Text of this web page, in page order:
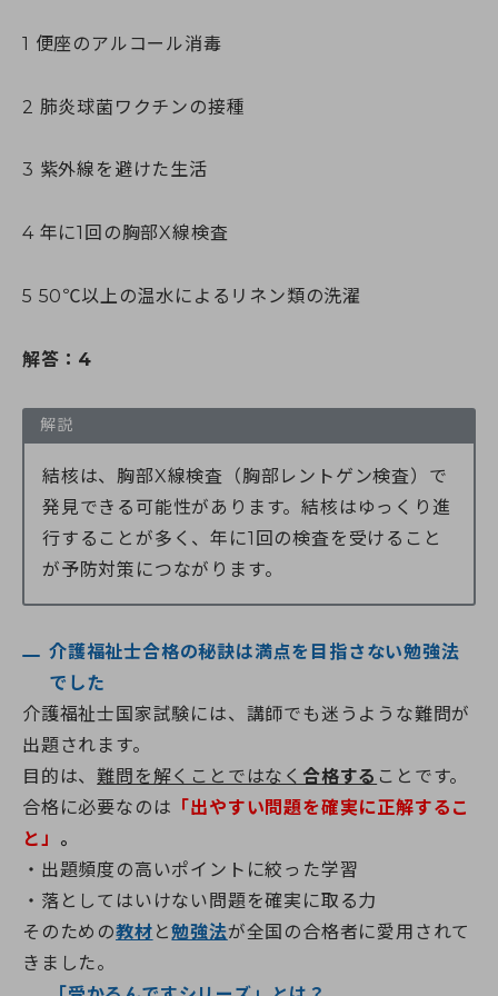
1 便座のアルコール消毒
2 肺炎球菌ワクチンの接種
3 紫外線を避けた生活
4 年に1回の胸部X線検査
5 50℃以上の温水によるリネン類の洗濯
解答：4
解説
結核は、胸部X線検査（胸部レントゲン検査）で
発見できる可能性があります。結核はゆっくり進
行することが多く、年に1回の検査を受けること
が予防対策につながります。
介護福祉士合格の秘訣は満点を目指さない勉強法
でした
介護福祉士国家試験には、講師でも迷うような難問が
出題されます。
目的は、難問を解くことではなく合格する ことです。
合格に必要なのは 「出やすい問題を確実に正解するこ
と」 。
出題頻度の高いポイントに絞った学習
落としてはいけない問題を確実に取る力
そのための教材 と勉強法が全国の合格者に愛用されて
きました。